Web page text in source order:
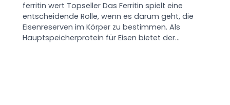
ferritin wert Topseller Das Ferritin spielt eine
entscheidende Rolle, wenn es darum geht, die
Eisenreserven im Körper zu bestimmen. Als
Hauptspeicherprotein für Eisen bietet der…